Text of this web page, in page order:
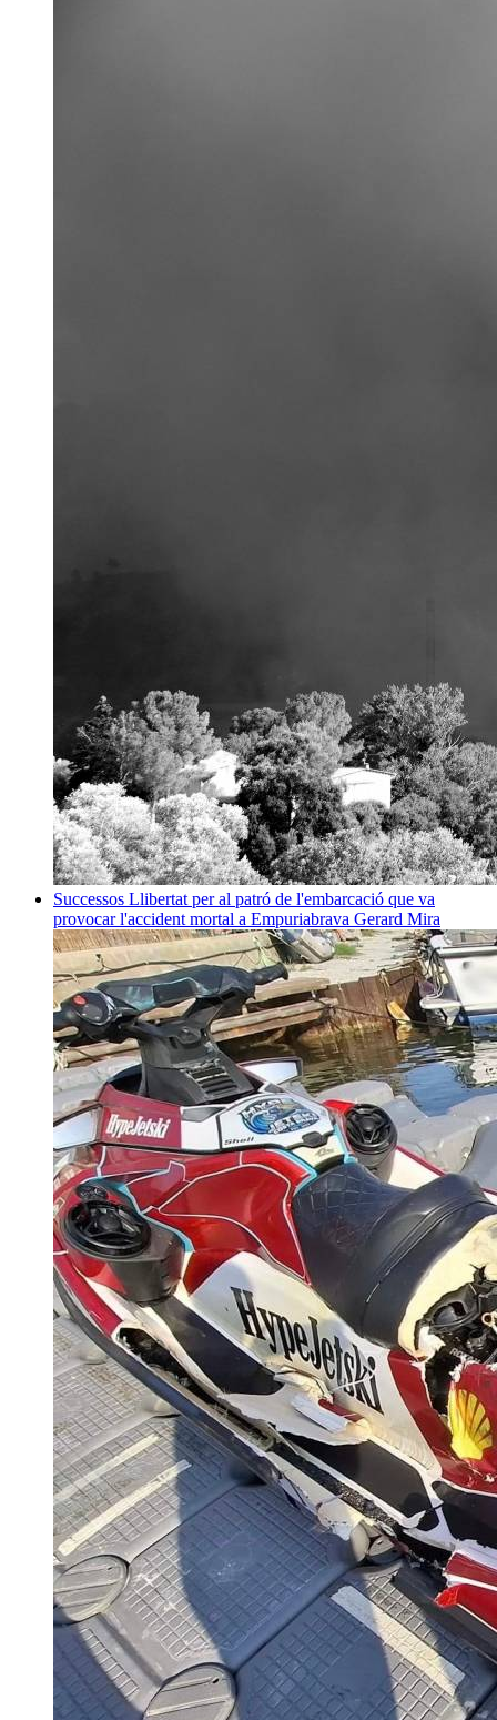
Successos Llibertat per al patró de l'embarcació que va
provocar l'accident mortal a Empuriabrava Gerard Mira